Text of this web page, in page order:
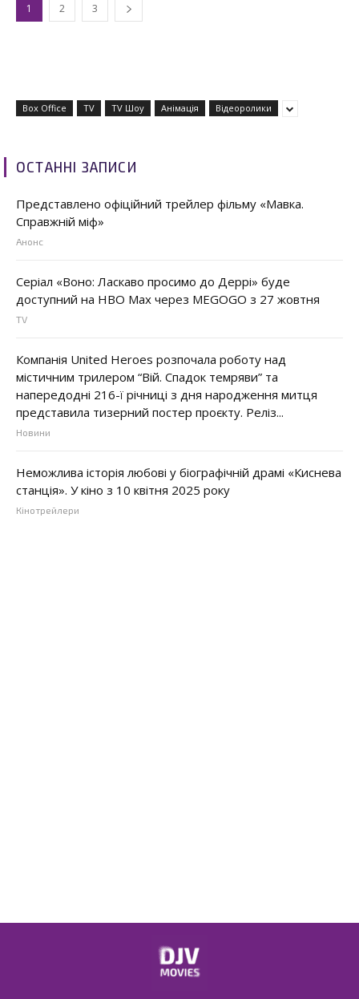
1 2 3
Box Office TV TV Шоу Анімація Відеоролики
ОСТАННІ ЗАПИСИ
Представлено офіційний трейлер фільму «Мавка.
Справжній міф»
Анонс
Серіал «Воно: Ласкаво просимо до Деррі» буде
доступний на HBO Max через MEGOGO з 27 жовтня
TV
Компанія United Heroes розпочала роботу над
містичним трилером “Вій. Спадок темряви” та
напередодні 216-ї річниці з дня народження митця
представила тизерний постер проєкту. Реліз...
Новини
Неможлива історія любові у біографічній драмі «Киснева
станція». У кіно з 10 квітня 2025 року
Кінотрейлери